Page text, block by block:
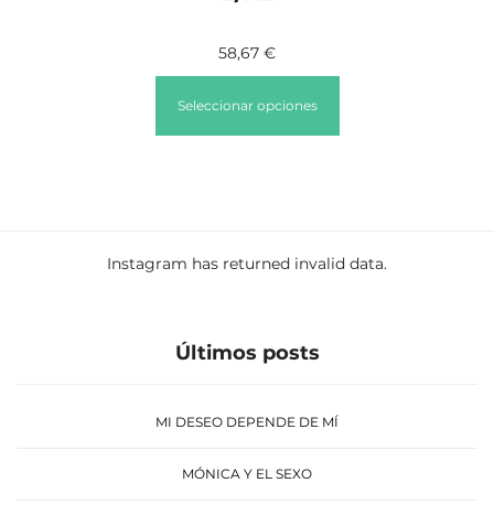
58,67 €
Seleccionar opciones
Instagram has returned invalid data.
Últimos posts
MI DESEO DEPENDE DE MÍ
MÓNICA Y EL SEXO